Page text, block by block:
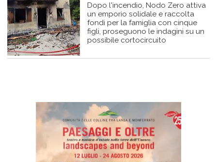
Dopo l'incendio, Nodo Zero attiva
un emporio solidale e raccolta
fondi per la famiglia con cinque
figli, proseguono le indagini su un
possibile cortocircuito